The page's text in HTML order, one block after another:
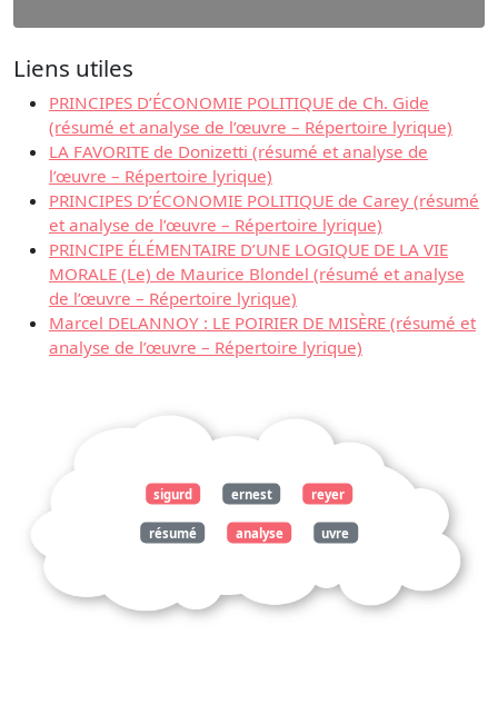
Liens utiles
PRINCIPES D’ÉCONOMIE POLITIQUE de Ch. Gide
(résumé et analyse de l’œuvre – Répertoire lyrique)
LA FAVORITE de Donizetti (résumé et analyse de
l’œuvre – Répertoire lyrique)
PRINCIPES D’ÉCONOMIE POLITIQUE de Carey (résumé
et analyse de l’œuvre – Répertoire lyrique)
PRINCIPE ÉLÉMENTAIRE D’UNE LOGIQUE DE LA VIE
MORALE (Le) de Maurice Blondel (résumé et analyse
de l’œuvre – Répertoire lyrique)
Marcel DELANNOY : LE POIRIER DE MISÈRE (résumé et
analyse de l’œuvre – Répertoire lyrique)
sigurd ernest reyer
résumé analyse uvre